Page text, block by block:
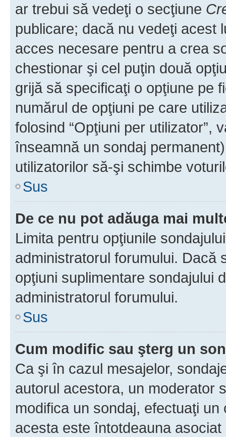
ar trebui să vedeţi o secţiune
publicare; dacă nu vedeţi acest
acces necesare pentru a crea
chestionar şi cel puţin două
grijă să specificaţi o opţiune pe
numărul de opţiuni pe care
folosind “Opţiuni per utilizator”,
înseamnă un sondaj
utilizatorilor să-şi schimbe
Sus
De ce nu pot adăuga mai
Limita pentru opţiunile
administratorul forumului. Dacă
opţiuni suplimentare sondajului
administratorul forumului.
Sus
Cum modific sau şterg un
Ca şi în cazul mesajelor,
autorul acestora, un moderator
modifica un sondaj, efectuaţi
acesta este întotdeauna